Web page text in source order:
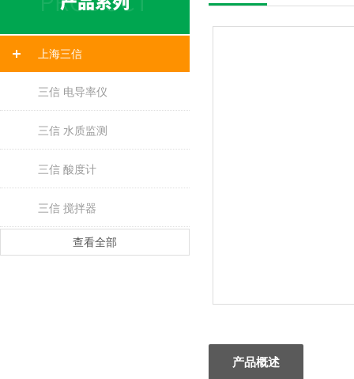
上海三信
三信 电导率仪
三信 水质监测
三信 酸度计
三信 搅拌器
查看全部
产品概述